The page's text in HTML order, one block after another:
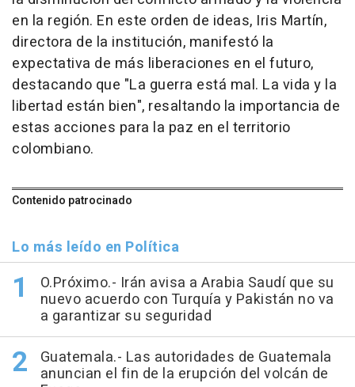
en la región. En este orden de ideas, Iris Martín,
directora de la institución, manifestó la
expectativa de más liberaciones en el futuro,
destacando que "La guerra está mal. La vida y la
libertad están bien", resaltando la importancia de
estas acciones para la paz en el territorio
colombiano.
Contenido patrocinado
Lo más leído en Política
O.Próximo.- Irán avisa a Arabia Saudí que su
nuevo acuerdo con Turquía y Pakistán no va
a garantizar su seguridad
Guatemala.- Las autoridades de Guatemala
anuncian el fin de la erupción del volcán de